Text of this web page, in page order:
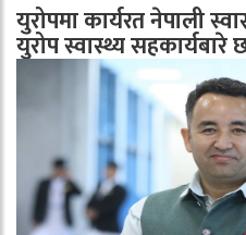
युरोपमा कार्यरत नेपाली
युरोप स्वास्थ्य